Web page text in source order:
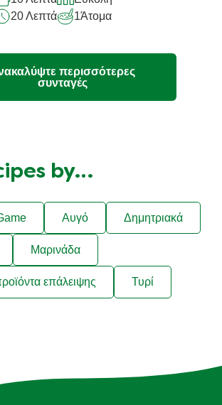
το
recipe
20 Λεπτά
1Άτομα
περισσότερες
συνταγές
by…
Αυγό Δημητριακά
Μαρινάδα
επάλειψης Τυρί